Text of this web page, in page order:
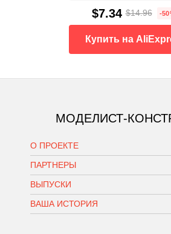
$7.34 $14.96 -
Купить на
МОДЕЛИСТ-
О ПРОЕКТЕ
ПАРТНЕРЫ
ВЫПУСКИ
ВАША ИСТОРИЯ